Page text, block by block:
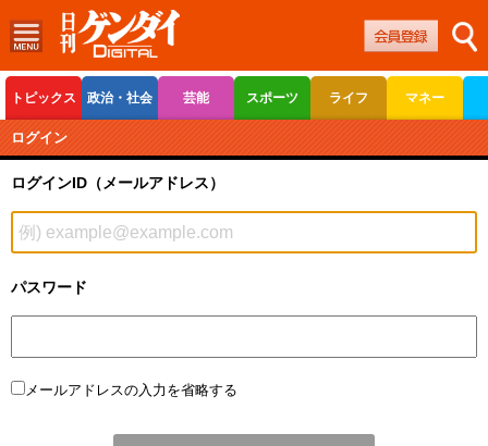
トピックス 政治・社会 芸能 スポーツ ライフ マネー
ボートレース
ログイン
ログインID（メールアドレス）
パスワード
メールアドレスの入力を省略する